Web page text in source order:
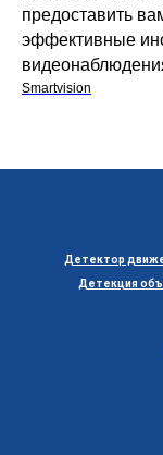
предоставить
эффективные
Smartvision
Детектор
Детекция